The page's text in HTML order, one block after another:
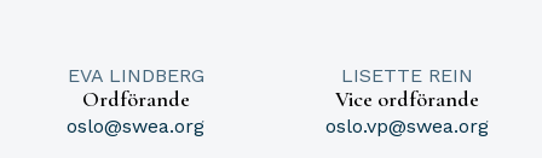
EVA LINDBERG
Ordförande
oslo@swea.org
LISETTE REIN
Vice ordförande
oslo.vp@swea.org